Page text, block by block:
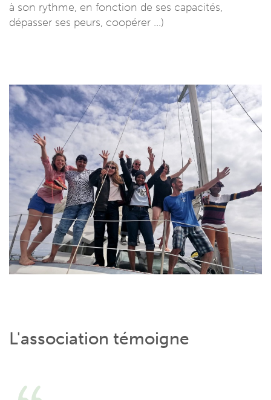
à son rythme, en fonction de ses capacités,
dépasser ses peurs, coopérer ...)
L'association témoigne